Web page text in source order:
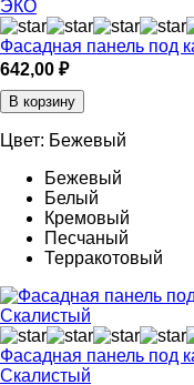
Фасадная панель под
642,00 ₽
В корзину
Цвет: Бежевый
Бежевый
Белый
Кремовый
Песчаный
Терракотовый
Фасадная панель под
Скалистый